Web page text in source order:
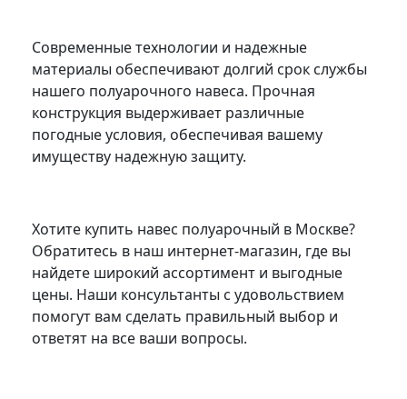
Современные технологии и надежные
материалы обеспечивают долгий срок службы
нашего полуарочного навеса. Прочная
конструкция выдерживает различные
погодные условия, обеспечивая вашему
имуществу надежную защиту.
Хотите купить навес полуарочный в Москве?
Обратитесь в наш интернет-магазин, где вы
найдете широкий ассортимент и выгодные
цены. Наши консультанты с удовольствием
помогут вам сделать правильный выбор и
ответят на все ваши вопросы.